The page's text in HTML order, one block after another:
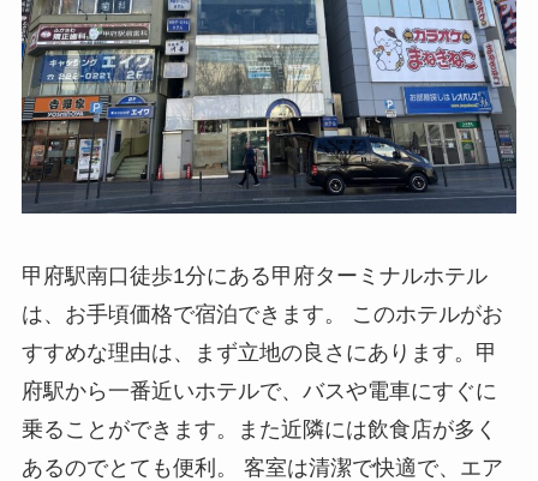
甲府駅南口徒歩1分にある甲府ターミナルホテル
は、お手頃価格で宿泊できます。 このホテルがお
すすめな理由は、まず立地の良さにあります。甲
府駅から一番近いホテルで、バスや電車にすぐに
乗ることができます。また近隣には飲食店が多く
あるのでとても便利。 客室は清潔で快適で、エア